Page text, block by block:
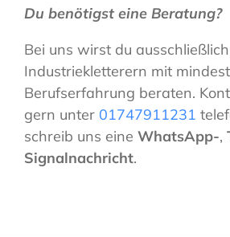
Du benötigst eine Beratung?
Bei uns wirst du
Industriekletterern mit
Berufserfahrung beraten.
gern unter 01747911231
schreib uns eine WhatsApp-,
Signalnachricht.